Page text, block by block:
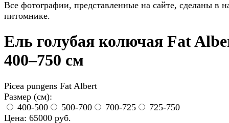
Все фотографии, представленные на сайте, сделаны в
питомнике.
Ель голубая колючая Fat
400–750 см
Picea pungens Fat Albert
Размер (см):
400-500
500-700 700-725
725-750
Цена: 65000 руб.